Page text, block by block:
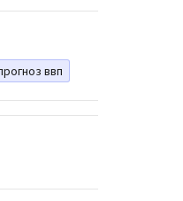
ввп